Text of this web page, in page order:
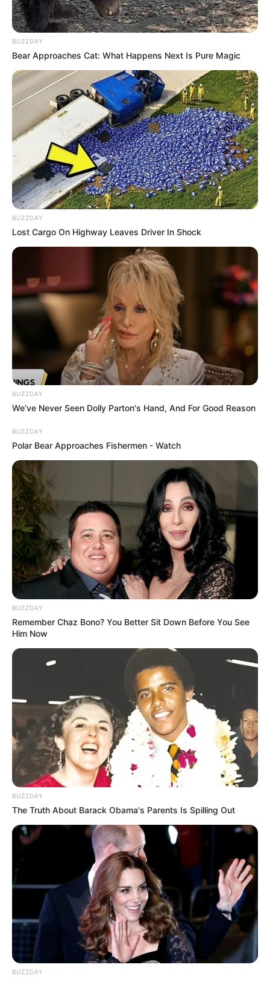
3 – Coloque as peças recortadas e furadas em
uma bandeja e leve ao forno. O forno deve estar
com uma temperatura aproximada de 180 graus.
As peças devem ficar somente alguns minutos, o
tempo suficiente para tomarem forma.
Atenção: coloque e fique acompanhando
atentamente para não queimar e agarrar na
bandeja.
4 – As peças devem ficar assim:
5 – Depois de frias, pegue as peças de PET e fixe-
as na corrente. Utilize o alicate e coloque o elo
em cada peça de PET e na corrente.
Está pronto nosso Colar de PET! Agora é só sair
BUZZDAY
Bear Approaches Cat: What Happens Next Is Pure Magic
BUZZDAY
Lost Cargo On Highway Leaves Driver In Shock
BUZZDAY
We’ve Never Seen Dolly Parton's Hand, And For Good Reason
BUZZDAY
Polar Bear Approaches Fishermen - Watch
BUZZDAY
Remember Chaz Bono? You Better Sit Down Before You See
Him Now
BUZZDAY
The Truth About Barack Obama's Parents Is Spilling Out
BUZZDAY